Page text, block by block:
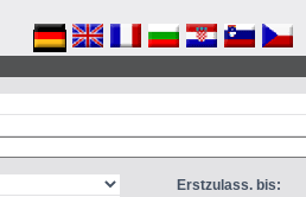
Erstzulass. bis: